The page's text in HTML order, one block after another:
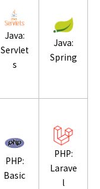
Java:
Servlet
s
Java:
Spring
PHP:
Basic
PHP:
Larave
l